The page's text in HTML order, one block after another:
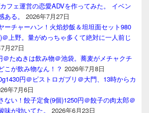
フェ運営の恋愛ADVを作ってみた。 イベン
る。
2026年7月27日
ーチャーハン！火焰炒飯＆坦坦面セット980
上野。量がめっちゃ多くて絶対に一人前じ
月27日
＠たぬきは飲み物＠池袋。蕎麦がメチャクチ
こが飲み物なん！？ 2026年7月8日
円＠ビストロガブリ＠大門、13時からカ
年7月6日
ない！餃子定食(9個)1250円＠餃子の肉太郎＠
が効いてた。
2026年6月23日